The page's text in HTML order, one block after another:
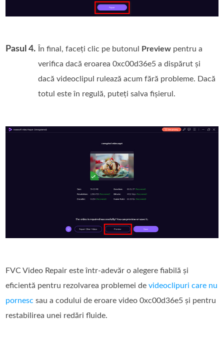
Pasul 4. În final, faceți clic pe butonul Preview pentru a
verifica dacă eroarea 0xc00d36e5 a dispărut și
dacă videoclipul rulează acum fără probleme. Dacă
totul este în regulă, puteți salva fișierul.
FVC Video Repair este într-adevăr o alegere fiabilă și
eficientă pentru rezolvarea problemei devideoclipuri care nu
pornesc sau a codului de eroare video 0xc00d36e5 și pentru
restabilirea unei redări fluide.